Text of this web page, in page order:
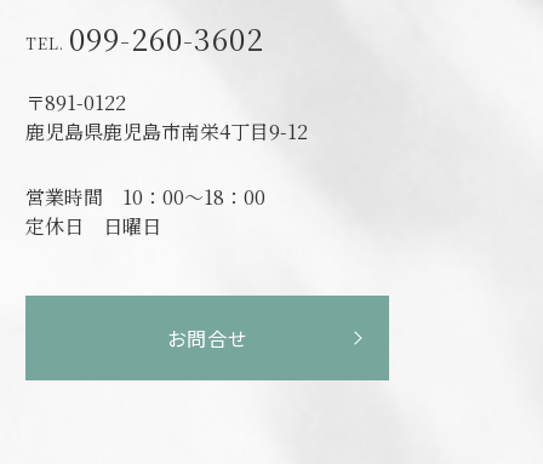
099-260-3602
〒891-0122
鹿児島県鹿児島市南栄4丁目9-12
営業時間 10：00～18：00
定休日
日曜日
お問合せ